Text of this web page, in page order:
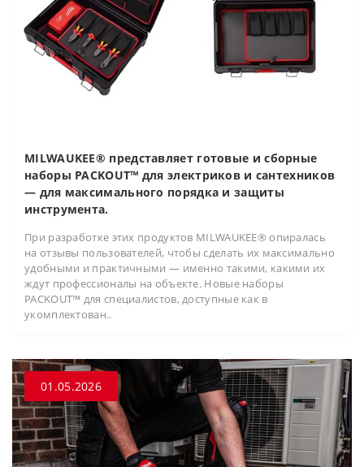
MILWAUKEE® представляет готовые и сборные
наборы PACKOUT™ для электриков и сантехников
— для максимального порядка и защиты
инструмента.
При разработке этих продуктов MILWAUKEE® опиралась
на отзывы пользователей, чтобы сделать их максимально
удобными и практичными — именно такими, какими их
ждут профессионалы на объекте. Новые наборы
PACKOUT™ для специалистов, доступные как в
укомплектован..
01.05.2026